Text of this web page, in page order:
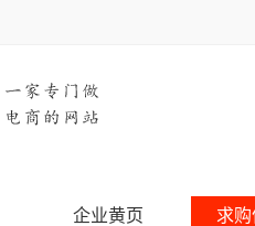
企业黄页 求